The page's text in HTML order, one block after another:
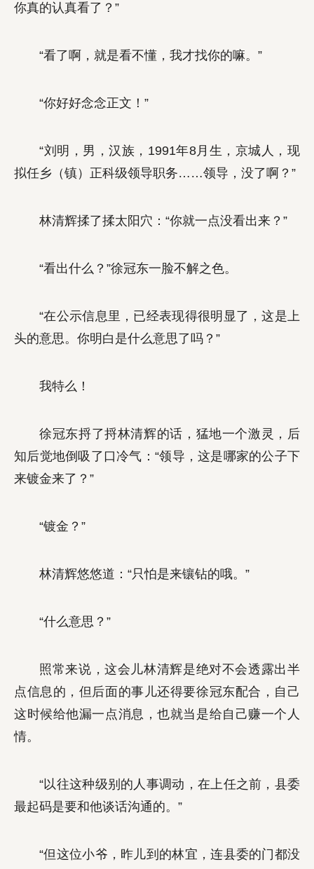
你真的认真看了？”
“看了啊，就是看不懂，我才找你的嘛。”
“你好好念念正文！”
“刘明，男，汉族，1991年8月生，京城人，现
拟任乡（镇）正科级领导职务……领导，没了啊？”
林清辉揉了揉太阳穴：“你就一点没看出来？”
“看出什么？”徐冠东一脸不解之色。
“在公示信息里，已经表现得很明显了，这是上
头的意思。你明白是什么意思了吗？”
我特么！
徐冠东捋了捋林清辉的话，猛地一个激灵，后
知后觉地倒吸了口冷气：“领导，这是哪家的公子下
来镀金来了？”
“镀金？”
林清辉悠悠道：“只怕是来镶钻的哦。”
“什么意思？”
照常来说，这会儿林清辉是绝对不会透露出半
点信息的，但后面的事儿还得要徐冠东配合，自己
这时候给他漏一点消息，也就当是给自己赚一个人
情。
“以往这种级别的人事调动，在上任之前，县委
最起码是要和他谈话沟通的。”
“但这位小爷，昨儿到的林宜，连县委的门都没